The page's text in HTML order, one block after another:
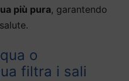
più pura, garantendo
o
filtra i sali